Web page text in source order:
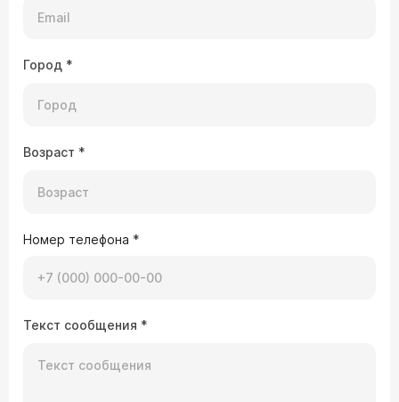
Город *
Возраст *
Номер телефона *
Текст сообщения *